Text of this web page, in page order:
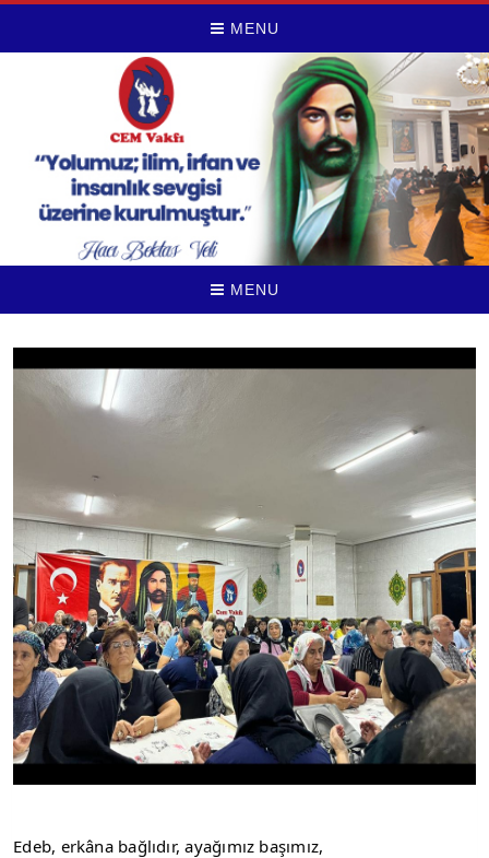
MENU
MENU
Edeb, erkâna bağlıdır, ayağımız başımız,